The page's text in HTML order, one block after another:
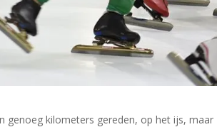
genoeg kilometers gereden, op het ijs, maar